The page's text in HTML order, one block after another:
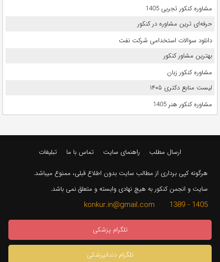
مشاوره کنکور تجربی 1405
حرفه‌ای ترین مشاوره در کنکور
دانلود سوالات استخدامی شرکت نفت
بهترین مشاور کنکور
مشاوره کنکور زبان
لیست منابع دکتری ۱۴۰۵
مشاوره کنکور هنر 1405
ارسال مطلب راهنمای سایت تماس با ما تبلیغات
هرگونه کپی برداری از مطالب سایت بدون اطلاع قبلی، ممنوع میباشد.
سایت و انجمن کنکور به هیچ نهادی وابسته و متعلق نمی باشد.
1405 - 1389 konkur.in@gmail.com
تلگرام پزشکی
تلگرام دندانپزشکی